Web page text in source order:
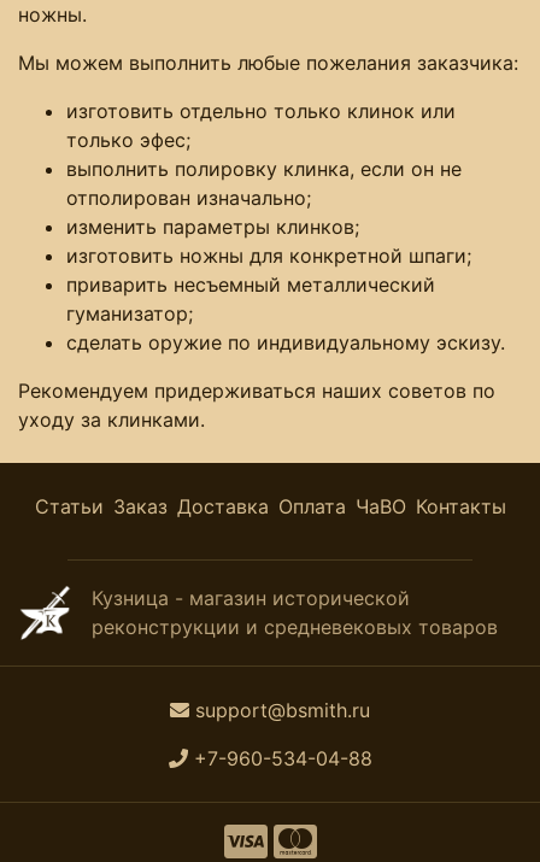
ножны.
Мы можем выполнить любые пожелания заказчика:
изготовить отдельно только клинок или
только эфес;
выполнить полировку клинка, если он не
отполирован изначально;
изменить параметры клинков;
изготовить ножны для конкретной шпаги;
приварить несъемный металлический
гуманизатор;
сделать оружие по индивидуальному эскизу.
Рекомендуем придерживаться наших советов по
уходу за клинками.
Статьи Заказ Доставка Оплата ЧаВО Контакты
Кузница - магазин исторической
реконструкции и средневековых товаров
support@bsmith.ru
+7-960-534-04-88